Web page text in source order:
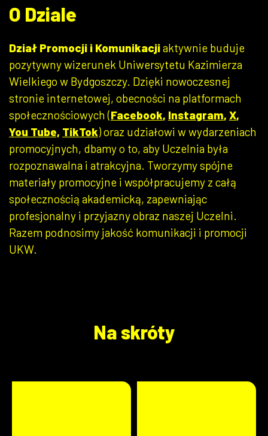
O Dziale
Dział Promocji i Komunikacjiaktywnie buduje
pozytywny wizerunek Uniwersytetu Kazimierza
Wielkiego w Bydgoszczy. Dzięki nowoczesnej
stronie internetowej, obecności na platformach
społecznościowych (Facebook, Instagram, X,
You Tube, TikTok) oraz udziałowi w wydarzeniach
promocyjnych, dbamy o to, aby Uczelnia była
rozpoznawalna i atrakcyjna. Tworzymy spójne
materiały promocyjne i współpracujemy z całą
społecznością akademicką, zapewniając
profesjonalny i przyjazny obraz naszej Uczelni.
Razem podnosimy jakość komunikacji i promocji
UKW.
Na skróty